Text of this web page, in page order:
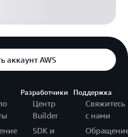
аккаунт AWS
Разработчики
Центр
Builder
SDK и
Поддержка
Свяжитесь
с нами